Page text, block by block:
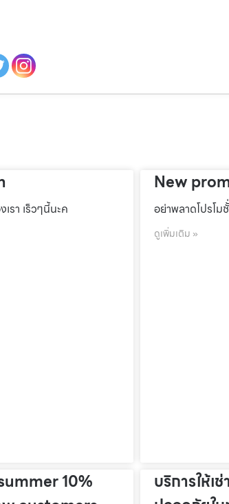
รา เร็วๆนี้นะค
New
อย่าพลาดโปรโม
ดูเพิ่มเติม »
10%
บริการให้เ